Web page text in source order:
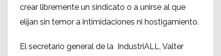
crear libremente un sindicato o a unirse al que
elijan sin temor a intimidaciones ni hostigamiento.
El secretario general de la IndustriALL, Valter